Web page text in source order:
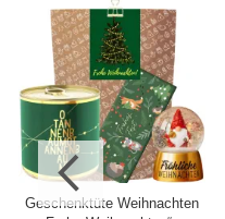
Weihnachtsgrüßen
Geschenktüte Weihnachten